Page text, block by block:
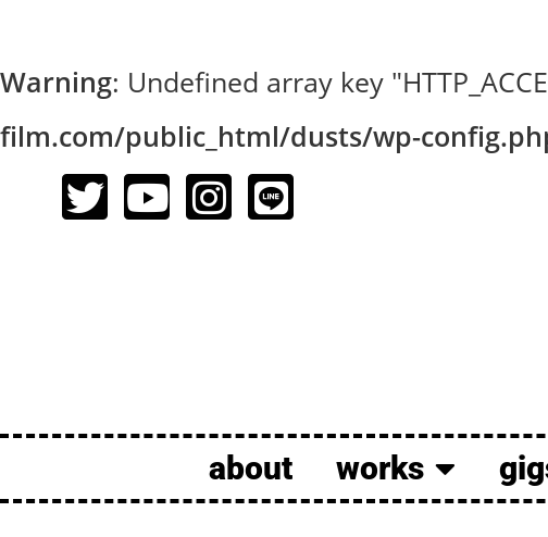
Warning: Undefined array key
film.com/public_html/dusts/wp-
about works